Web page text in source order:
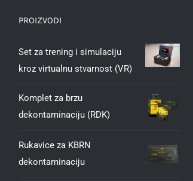
PROIZVODI
Set za trening i simulaciju
kroz virtualnu stvarnost (VR)
Komplet za brzu
dekontaminaciju (RDK)
Rukavice za KBRN
dekontaminaciju